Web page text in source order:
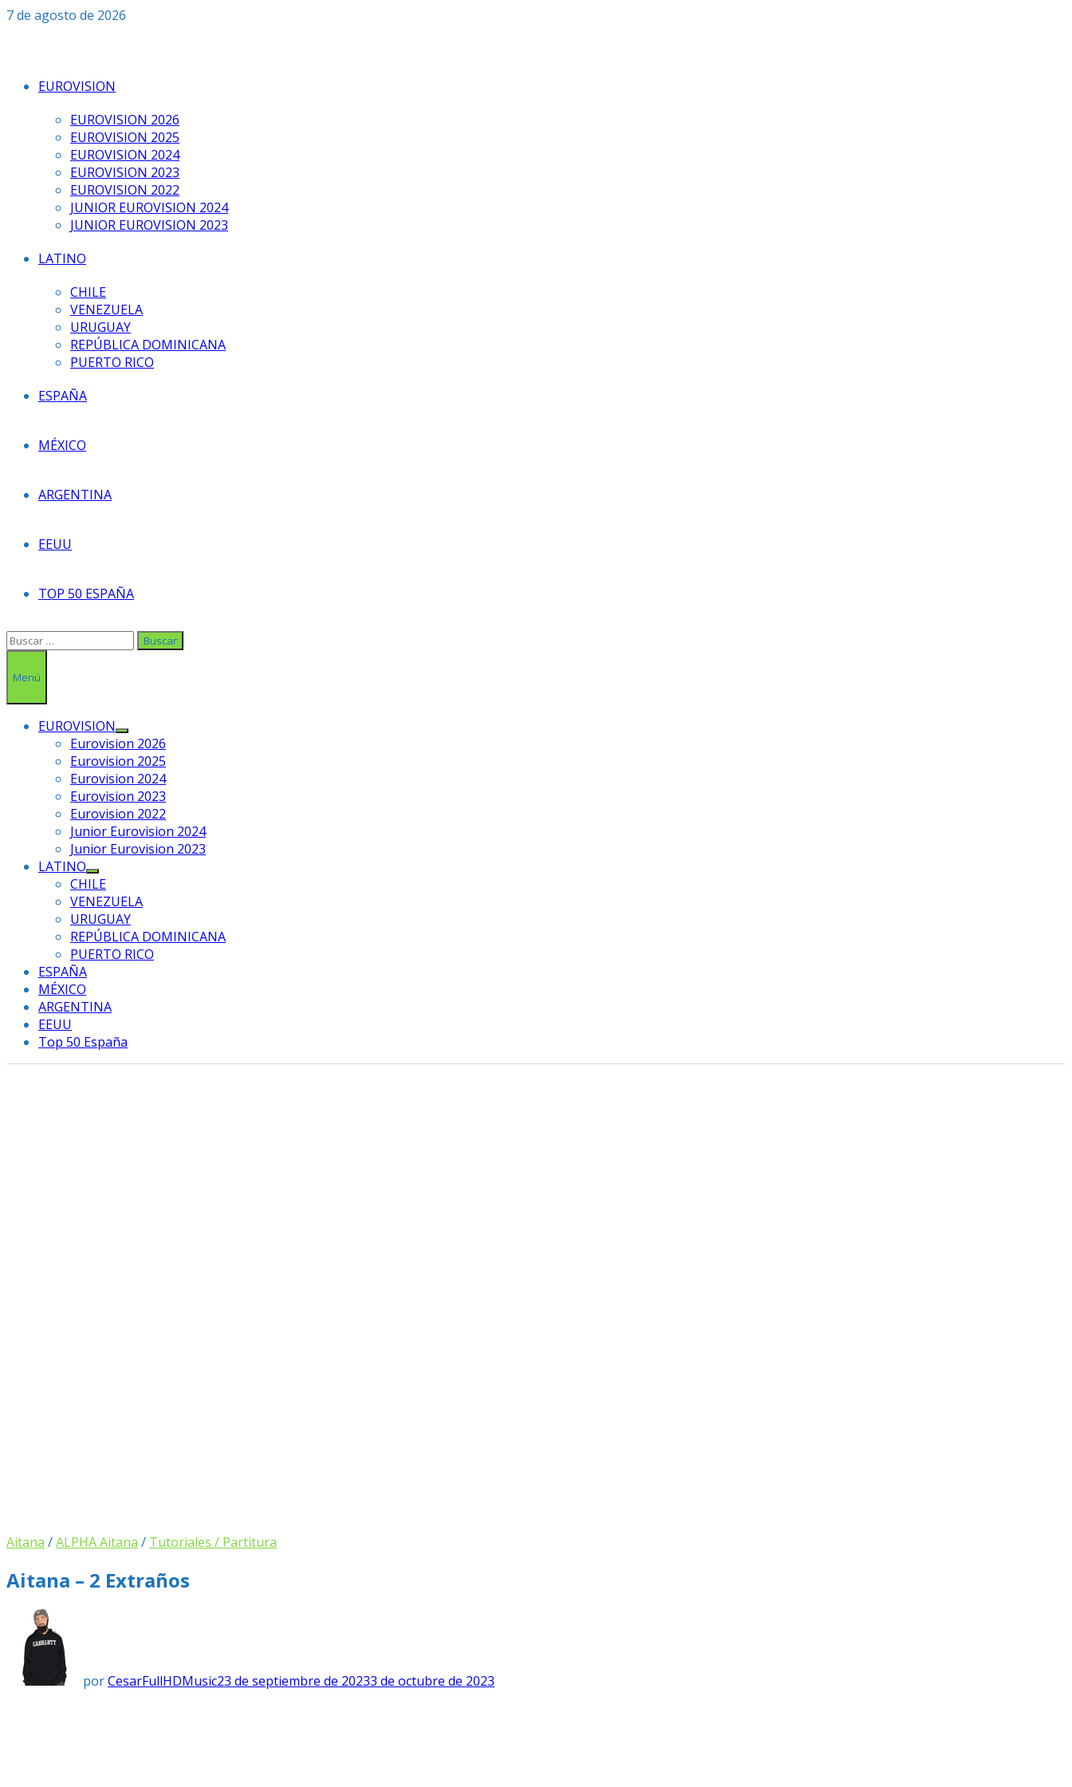
Saltar
7 de agosto de 2026
EUROVISION
EUROVISION 2026
EUROVISION 2025
EUROVISION 2024
EUROVISION 2023
EUROVISION 2022
JUNIOR EUROVISION 2024
JUNIOR EUROVISION 2023
LATINO
CHILE
VENEZUELA
URUGUAY
REPÚBLICA DOMINICANA
PUERTO RICO
ESPAÑA
MÉXICO
ARGENTINA
EEUU
TOP 50 ESPAÑA
Buscar:
Menú
EUROVISION
Mostrar
el
submenú
Eurovision 2026
Eurovision 2025
Eurovision 2024
Eurovision 2023
Eurovision 2022
Junior Eurovision 2024
Junior Eurovision 2023
LATINO
Mostrar
el
submenú
CHILE
VENEZUELA
URUGUAY
REPÚBLICA DOMINICANA
PUERTO RICO
ESPAÑA
MÉXICO
ARGENTINA
EEUU
Top 50 España
Aitana /ALPHA Aitana / Tutoriales / Partitura
Aitana – 2 Extraños
porCesarFullHDMusic23 de septiembre de 20233 de octubre de 2023